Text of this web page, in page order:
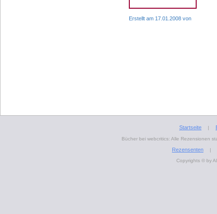
Erstellt am 17.01.2008 von
Startseite |
Bücher bei webcritics: Alle Rezensionen
Rezensenten
|
Copyrights © by